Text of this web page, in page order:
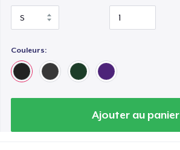
Couleurs:
Ajouter au panier
Tru Transfer Printed Classic Tee
24,99 $US
Classic Long Sleeve Tee